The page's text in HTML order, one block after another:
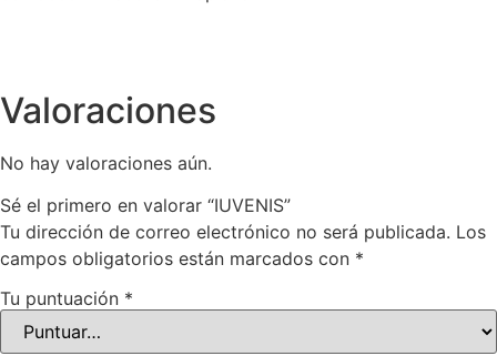
Valoraciones
No hay valoraciones aún.
Sé el primero en valorar “IUVENIS”
Tu dirección de correo electrónico no será publicada. Los
campos obligatorios están marcados con *
Tu puntuación *